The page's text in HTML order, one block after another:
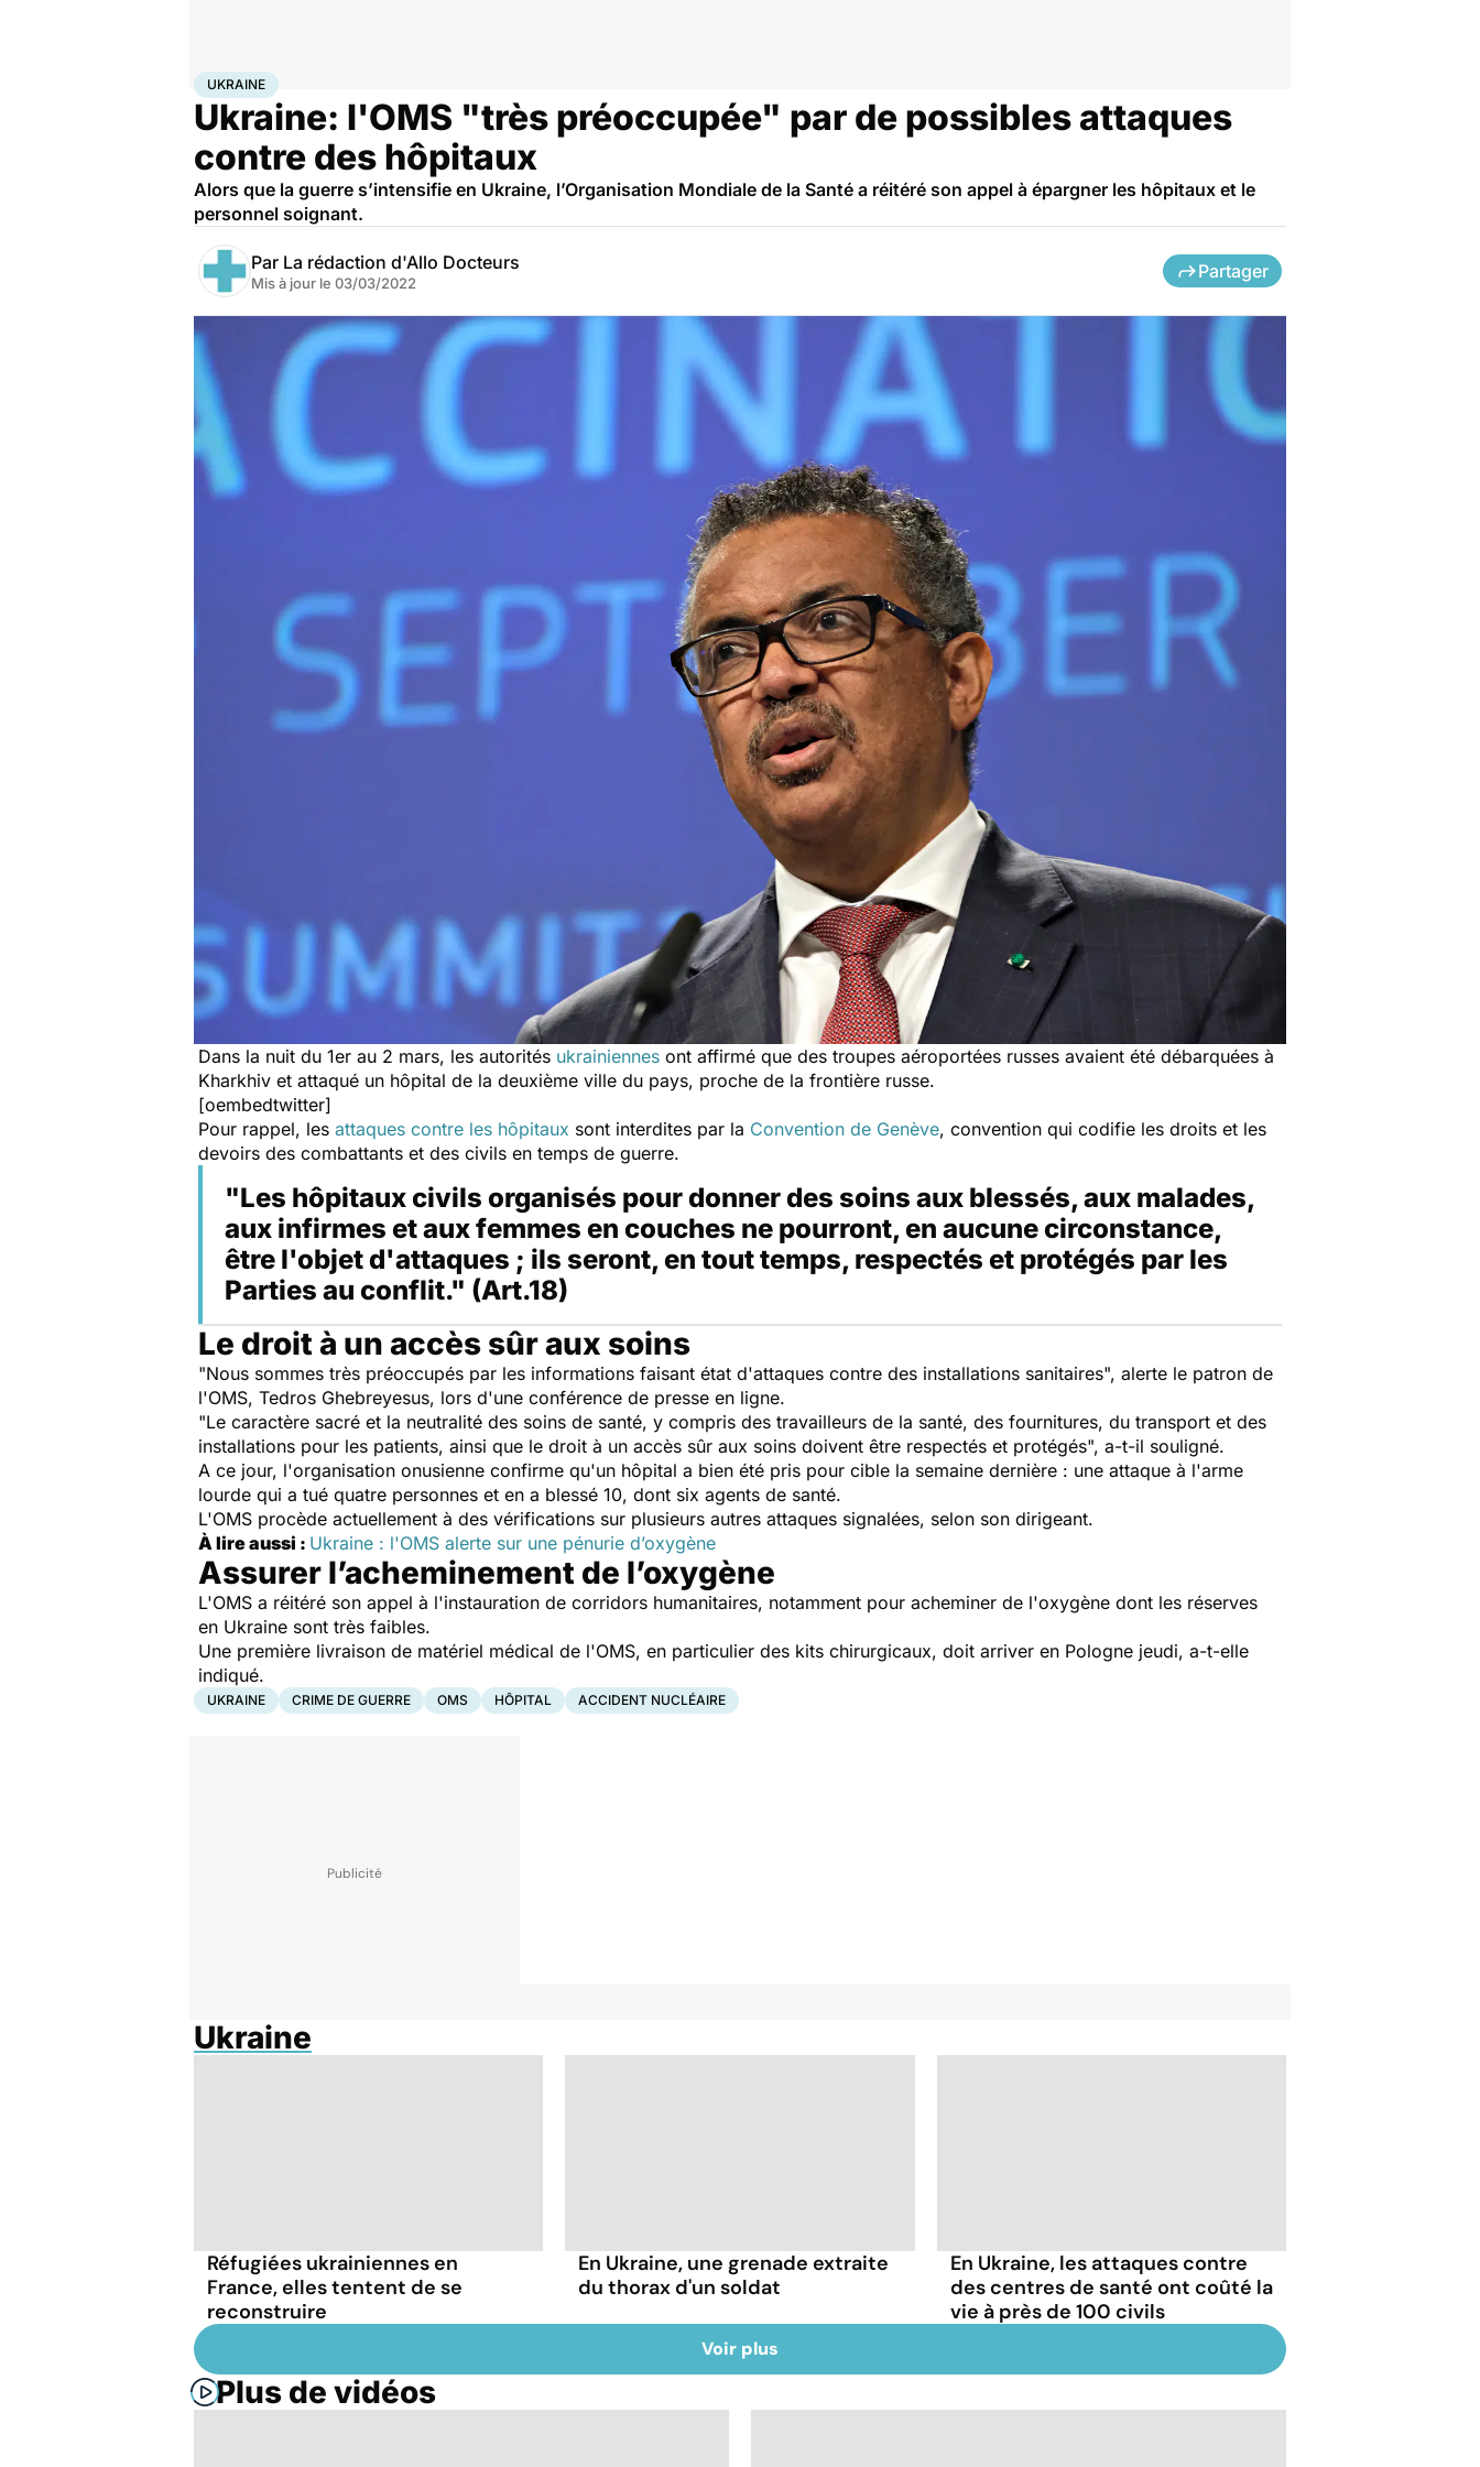
AccueilSantéUrgences
UKRAINE
Ukraine: l'OMS "très préoccupée" par de possibles attaques
contre des hôpitaux
Alors que la guerre s’intensifie en Ukraine, l’Organisation Mondiale de la Santé a réitéré son appel à épargner les hôpitaux et le
personnel soignant.
Par La rédaction d'Allo Docteurs
Mis à jour le 03/03/2022
Partager
Dans la nuit du 1er au 2 mars, les autorités ukrainiennes ont affirmé que des troupes aéroportées russes avaient été débarquées à
Kharkhiv et attaqué un hôpital de la deuxième ville du pays, proche de la frontière russe.
[oembedtwitter]
Pour rappel, les attaques contre les hôpitaux sont interdites par la Convention de Genève, convention qui codifie les droits et les
devoirs des combattants et des civils en temps de guerre.
"Les hôpitaux civils organisés pour donner des soins aux blessés, aux malades,
aux infirmes et aux femmes en couches ne pourront, en aucune circonstance,
être l'objet d'attaques ; ils seront, en tout temps, respectés et protégés par les
Parties au conflit." (Art.18)
Le droit à un accès sûr aux soins
"Nous sommes très préoccupés par les informations faisant état d'attaques contre des installations sanitaires", alerte le patron de
l'OMS, Tedros Ghebreyesus, lors d'une conférence de presse en ligne.
"Le caractère sacré et la neutralité des soins de santé, y compris des travailleurs de la santé, des fournitures, du transport et des
installations pour les patients, ainsi que le droit à un accès sûr aux soins doivent être respectés et protégés", a-t-il souligné.
A ce jour, l'organisation onusienne confirme qu'un hôpital a bien été pris pour cible la semaine dernière : une attaque à l'arme
lourde qui a tué quatre personnes et en a blessé 10, dont six agents de santé.
L'OMS procède actuellement à des vérifications sur plusieurs autres attaques signalées, selon son dirigeant.
À lire aussi : Ukraine : l'OMS alerte sur une pénurie d’oxygène
Assurer l’acheminement de l’oxygène
L'OMS a réitéré son appel à l'instauration de corridors humanitaires, notamment pour acheminer de l'oxygène dont les réserves
en Ukraine sont très faibles.
Une première livraison de matériel médical de l'OMS, en particulier des kits chirurgicaux, doit arriver en Pologne jeudi, a-t-elle
indiqué.
UKRAINE CRIME DE GUERRE OMS HÔPITAL ACCIDENT NUCLÉAIRE
Ukraine
Réfugiées ukrainiennes en
France, elles tentent de se
reconstruire
En Ukraine, une grenade extraite
du thorax d'un soldat
En Ukraine, les attaques contre
des centres de santé ont coûté la
vie à près de 100 civils
Voir plus
Plus de vidéos